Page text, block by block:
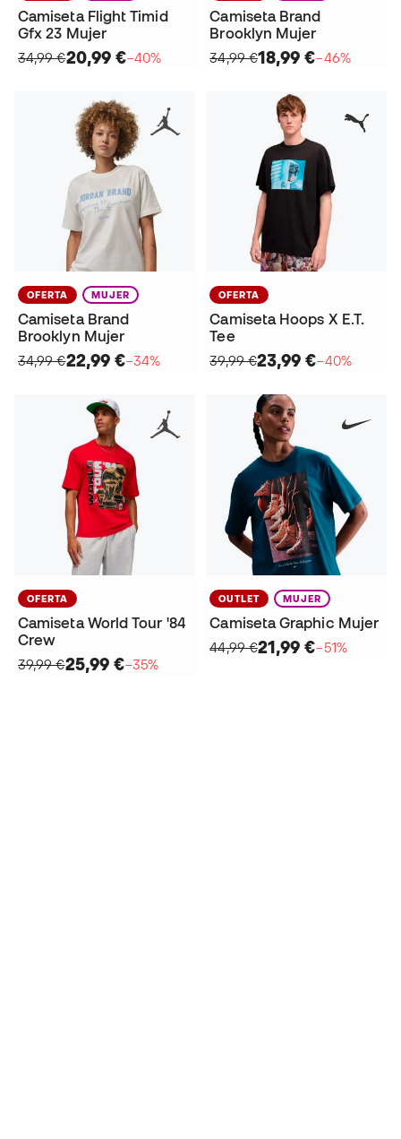
Camiseta Flight Timid
Gfx 23 Mujer
34,99 €20,99 €−40%
Camiseta Brand
Brooklyn Mujer
34,99 €18,99 €−46%
OFERTA MUJER
Camiseta Brand
Brooklyn Mujer
34,99 €22,99 €−34%
OFERTA
Camiseta Hoops X E.T.
Tee
39,99 €23,99 €−40%
OFERTA
Camiseta World Tour '84
Crew
39,99 €25,99 €−35%
OUTLET MUJER
Camiseta Graphic Mujer
44,99 €21,99 €−51%